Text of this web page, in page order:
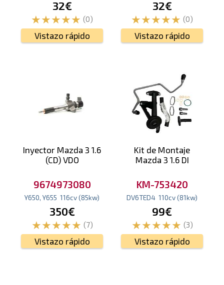
32€
(0)
Vistazo rápido
32€
(0)
Vistazo rápido
Inyector Mazda 3 1.6
(CD) VDO
‌9674973080
Y650, Y655 116cv(85kw)
350€
(7)
Vistazo rápido
Kit de Montaje
Mazda 3 1.6 DI
KM-753420
DV6TED4 110cv(81kw)
99€
(3)
Vistazo rápido